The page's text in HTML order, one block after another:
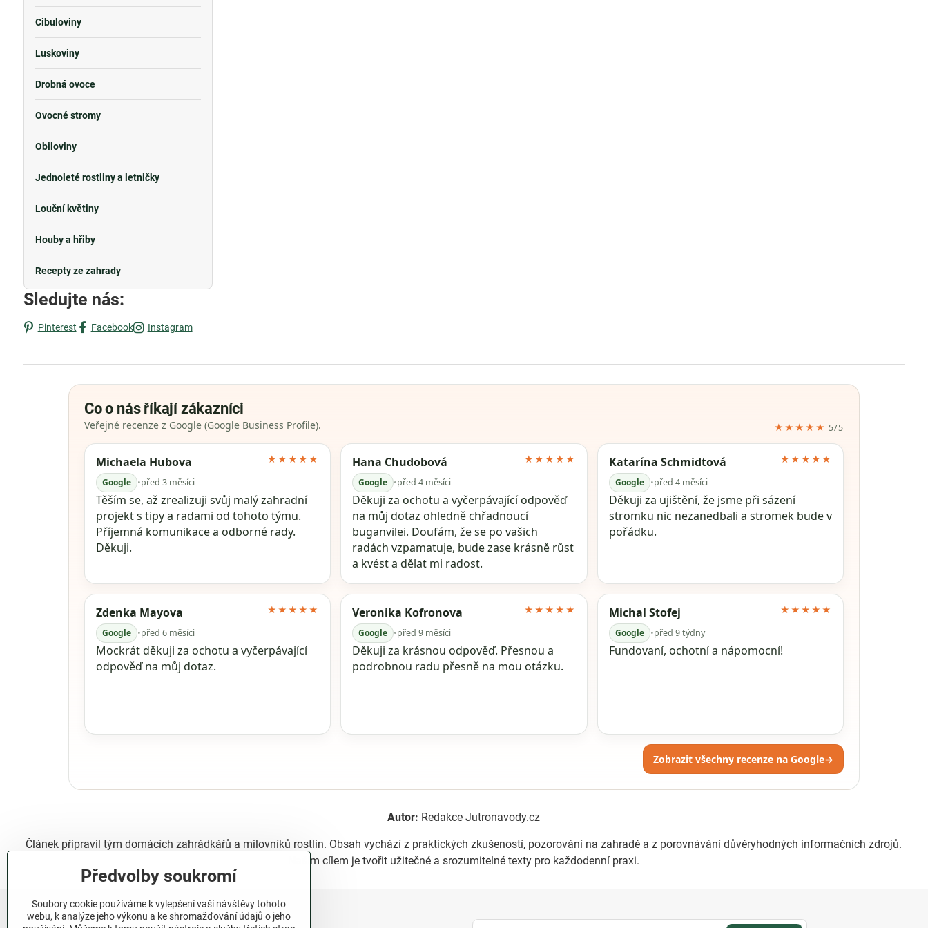
Cibuloviny
Luskoviny
Drobná ovoce
Ovocné stromy
Obiloviny
Jednoleté rostliny a letničky
Louční květiny
Houby a hřiby
Recepty ze zahrady
Sledujte nás:
Pinterest Facebook Instagram
Co o nás říkají zákazníci
Veřejné recenze z Google (Google Business Profile). ★★★★★ 5/5
Michaela Hubova
Google •před 3 měsíci
★★★★★
Těším se, až zrealizuji svůj malý zahradní
projekt s tipy a radami od tohoto týmu.
Příjemná komunikace a odborné rady.
Děkuji.
Hana Chudobová
Google •před 4 měsíci
★★★★★
Děkuji za ochotu a vyčerpávající odpověď
na můj dotaz ohledně chřadnoucí
buganvilei. Doufám, že se po vašich
radách vzpamatuje, bude zase krásně růst
a kvést a dělat mi radost.
Katarína Schmidtová
Google •před 4 měsíci
★★★★★
Děkuji za ujištění, že jsme při sázení
stromku nic nezanedbali a stromek bude v
pořádku.
Zdenka Mayova
Google •před 6 měsíci
★★★★★
Mockrát děkuji za ochotu a vyčerpávající
odpověď na můj dotaz.
Veronika Kofronova
Google •před 9 měsíci
★★★★★
Děkuji za krásnou odpověď. Přesnou a
podrobnou radu přesně na mou otázku.
Michal Stofej
Google •před 9 týdny
★★★★★
Fundovaní, ochotní a nápomocní!
Zobrazit všechny recenze na Google→
Autor: Redakce Jutronavody.cz
Článek připravil tým domácích zahrádkářů a milovníků rostlin. Obsah vychází z praktických zkušeností, pozorování na zahradě a z porovnávání důvěryhodných informačních zdrojů.
Naším cílem je tvořit užitečné a srozumitelné texty pro každodenní praxi.
Předvolby soukromí
Soubory cookie používáme k vylepšení vaší návštěvy tohoto
webu, k analýze jeho výkonu a ke shromažďování údajů o jeho